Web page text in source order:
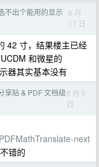
不出个能用的显示 6 月
17 日
42 寸，结果楼主已经
和微星的
器其实基本没有
享贴 & PDF 文档级6 月 5
日
next
错的